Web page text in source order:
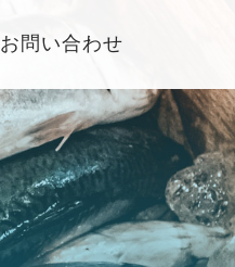
お問い合わせ